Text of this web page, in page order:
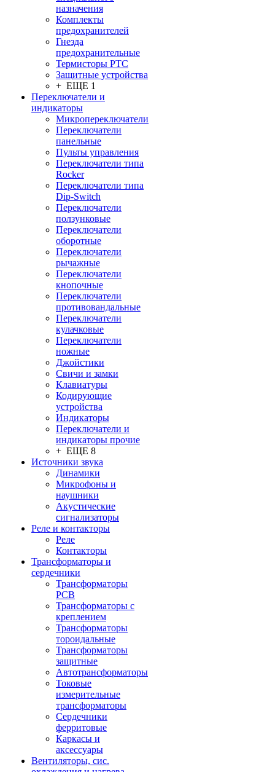
назначения
Комплекты
предохранителей
Гнезда
предохранительные
Термисторы PTC
Защитные устройства
+ ЕЩЕ 1
Переключатели и
индикаторы
Микропереключатели
Переключатели
панельные
Пульты управления
Переключатели типа
Rocker
Переключатели типа
Dip-Switch
Переключатели
ползунковые
Переключатели
оборотные
Переключатели
рычажные
Переключатели
кнопочные
Переключатели
противовандальные
Переключатели
кулачковые
Переключатели
ножные
Джойстики
Свичи и замки
Клавиатуры
Кодирующие
устройства
Индикаторы
Переключатели и
индикаторы прочие
+ ЕЩЕ 8
Источники звука
Динамики
Микрофоны и
наушники
Акустические
сигнализаторы
Реле и контакторы
Реле
Контакторы
Трансформаторы и
сердечники
Трансформаторы
PCB
Трансформаторы с
креплением
Трансформаторы
тороидальные
Трансформаторы
защитные
Автотрансформаторы
Токовые
измерительные
трансформаторы
Сердечники
ферритовые
Каркасы и
аксессуары
Вентиляторы, сис.